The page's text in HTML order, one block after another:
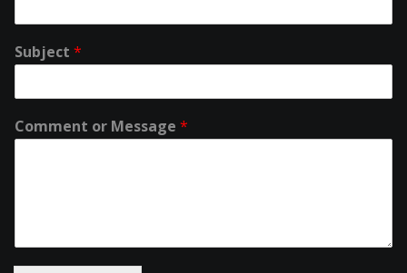
Subject *
Comment or Message *